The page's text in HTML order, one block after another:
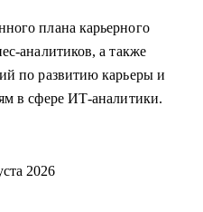
подготовка к
расширение
из смежных ролей
и др.) - если ваша цель
плана карьерного
аналитиков, а также
по развитию карьеры и
в сфере ИТ-аналитики.
2026